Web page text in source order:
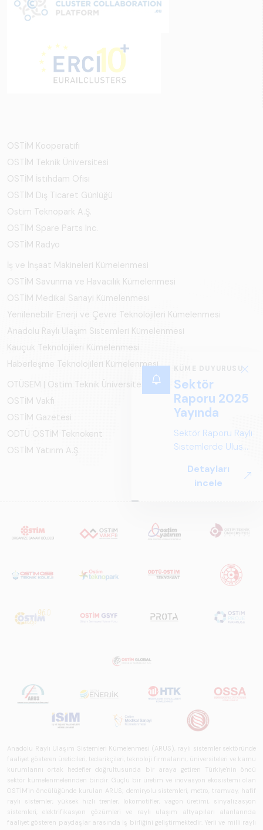
KÜME DUYURUSU
Sektör
Raporu 2025
Yayında
Sektör Raporu Raylı
Sistemlerde Ulusal
Perspektif ARUS
tarafından
ve Küresel
Perspektif – Sektör
Türkiye ve dünya
genelindeki raylı
sektörünü teknoloji
eğilimleri,
biçimde ele alan
çalışmasıdır.
Detayları
incele
OSTİM Kooperatifi
OSTİM Teknik Üniversitesi
OSTİM İstihdam Ofisi
OSTİM Dış Ticaret Günlüğü
Ostim Teknopark A.Ş.
OSTİM Spare Parts Inc.
OSTİM Radyo
İş ve İnşaat Makineleri Kümelenmesi
OSTİM Savunma ve Havacılık Kümelenmesi
OSTİM Medikal Sanayi Kümelenmesi
Yenilenebilir Enerji ve Çevre Teknolojileri Kümelenmesi
Anadolu Raylı Ulaşım Sistemleri Kümelenmesi
Kauçuk Teknolojileri Kümelenmesi
Haberleşme Teknolojileri Kümelenmesi
OTÜSEM | Ostim Teknik Üniversitesi
OSTİM Vakfı
OSTİM Gazetesi
ODTÜ OSTİM Teknokent
OSTİM Yatırım A.Ş.
Anadolu Raylı Ulaşım Sistemleri Kümelenmesi (ARUS), raylı sistemler sektöründe
faaliyet gösteren üreticileri, tedarikçileri, teknoloji firmalarını, üniversiteleri ve kamu
kurumlarını ortak hedefler doğrultusunda bir araya getiren Türkiye'nin öncü
sektör kümelenmelerinden biridir. Güçlü bir üretim ve inovasyon ekosistemi olan
OSTİM'in öncülüğünde kurulan ARUS; demiryolu sistemleri, metro, tramvay, hafif
raylı sistemler, yüksek hızlı trenler, lokomotifler, vagon üretimi, sinyalizasyon
sistemleri, elektrifikasyon çözümleri ve raylı ulaşım altyapıları alanlarında
faaliyet gösteren paydaşlar arasında iş birliğini geliştirmektedir. Yerli ve milli raylı